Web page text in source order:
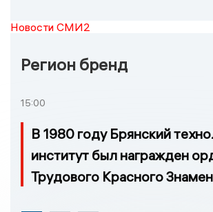
Новости СМИ2
Регион бренд
15:00
В 1980 году Брянский
институт был награжден
Трудового Красного